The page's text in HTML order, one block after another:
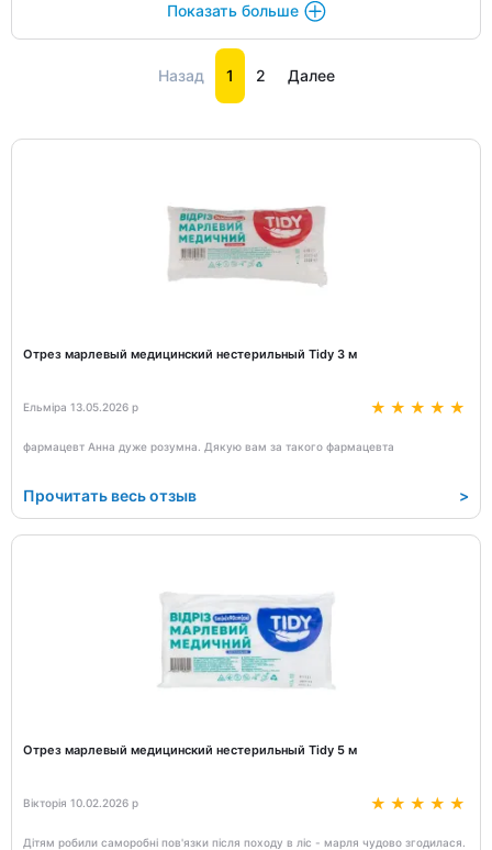
Показать больше
Назад 1 2 Далее
Отрез марлевый медицинский нестерильный Tidy 3 м
Ельміра 13.05.2026 р
фармацевт Анна дуже розумна. Дякую вам за такого фармацевта
Прочитать весь отзыв >
Отрез марлевый медицинский нестерильный Tidy 5 м
Вікторія 10.02.2026 р
Дітям робили саморобні пов'язки після походу в ліс - марля чудово згодилася.